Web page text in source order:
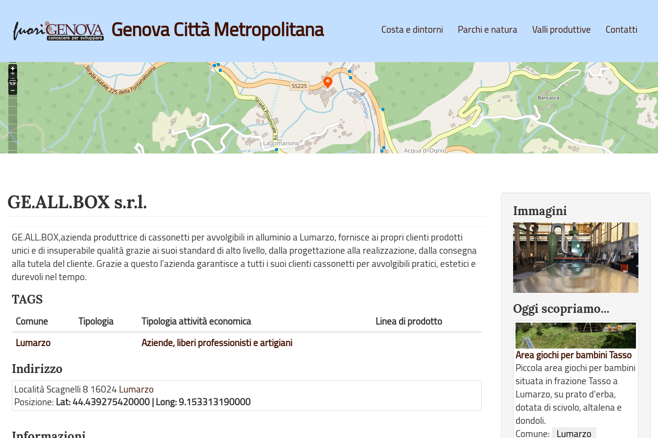
Skip
main
content
Genova Città Metropolitana Costa e dintorni Parchi e natura Valli produttive Contatti
GE.ALL.BOX s.r.l.
GE.ALL.BOX,azienda produttrice di cassonetti per avvolgibili in alluminio a Lumarzo, fornisce ai propri clienti prodotti
unici e di insuperabile qualità grazie ai suoi standard di alto livello, dalla progettazione alla realizzazione, dalla consegna
alla tutela del cliente. Grazie a questo l'azienda garantisce a tutti i suoi clienti cassonetti per avvolgibili pratici, estetici e
durevoli nel tempo.
TAGS
Comune Tipologia Tipologia attività economica
Linea di prodotto
Lumarzo
Aziende, liberi professionisti e artigiani
Indirizzo
Località Scagnelli 8 16024 Lumarzo
Posizione: Lat: 44.439275420000 | Long: 9.153313190000
Immagini
Oggi scopriamo...
Area giochi per bambini Tasso
Piccola area giochi per bambini
situata in frazione Tasso a
Lumarzo, su prato d'erba,
dotata di scivolo, altalena e
dondoli.
Comune:
Lumarzo